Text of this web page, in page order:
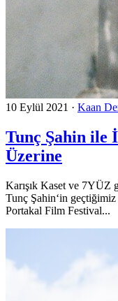
10 Eylül 2021 · Kaan
Tunç Şahin ile
Üzerine
Karışık Kaset ve 7YÜZ
Tunç Şahin‘in
Portakal Film Festival...